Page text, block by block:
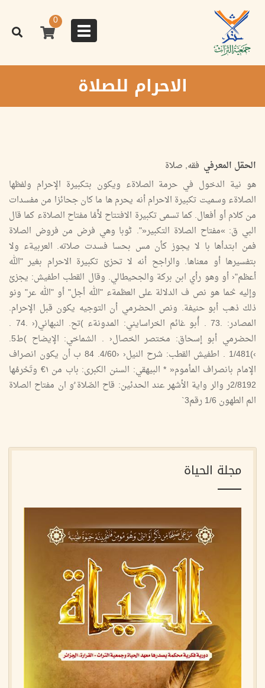
المحتوى
الرئيسي
Toggle
navigation
0
الاحرام للصلاة
الحقل المعرفي فقه, صلاة
هو نية الدخول في حرمة الصلاةء ويكون بتكبيرة الإحرام ولفظها
الصلاةء وسمیت تكبيرة الاحرام أنه يحرم ھا ما کان جحائزا من مفسدات
من كلام أو أفعال. كما تسمى تكبيرة الافتتاح لأَمُا مفتاح الصلاةء كما قال
البي ق: »مفتاح الصلاة التكبير«". ٹوبا وهي فرض من فروض الصلاة
فمن ابتدأها با لا يجوز كأن مس بحسا فسدت صلاته. العربيةء ولا
بتفسيرها أو معناها. والراجح أنه لا تحزئ تكبيرة الاحرام بغير "الله
أعظم"‹ أو وهو رأي ابن بركة والجحيطالي. وقال القطب اطفيش: يجزئ
وإليه څما هو نص ف الدلالة على العظمةء "الله أجل" أو "الله عر" ونو
ذلك ذهب أبو حنيفة. ونص الحضرمي أن التوجيه يكون قبل الإحرام.
المصادر: .73 . أُبو غائم الخراسايني: المدونةء )تح. النبهاني(‹ .74 .
الحضرمي أبو إسحاق: مختصر الخصال‹ . الشماخي: الإيضاح )ط5.
›)1/481 . اطفيش القطب: شرح النيل‹ ‹4/60. 84 ب أن يكون انصراف
الإمام بانصراف المأموم« * البيهقي: السنن الكبرى: باب من ۱€ وتَحْرمُها
2/8192ر والر واية الأشهر عند الحدئين: قاح الصّلاة ُو ان مفتاح الصلاة
الم الطهون 1/6 رقم3`
مجلة الحياة